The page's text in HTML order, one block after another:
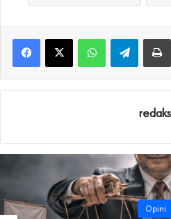
WhatsAppTelegram
Opini